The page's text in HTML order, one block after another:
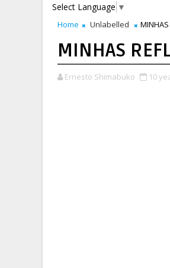
Select Language ▼
Home Unlabelled MINHAS
MINHAS
Ernesto Shimabuko 10